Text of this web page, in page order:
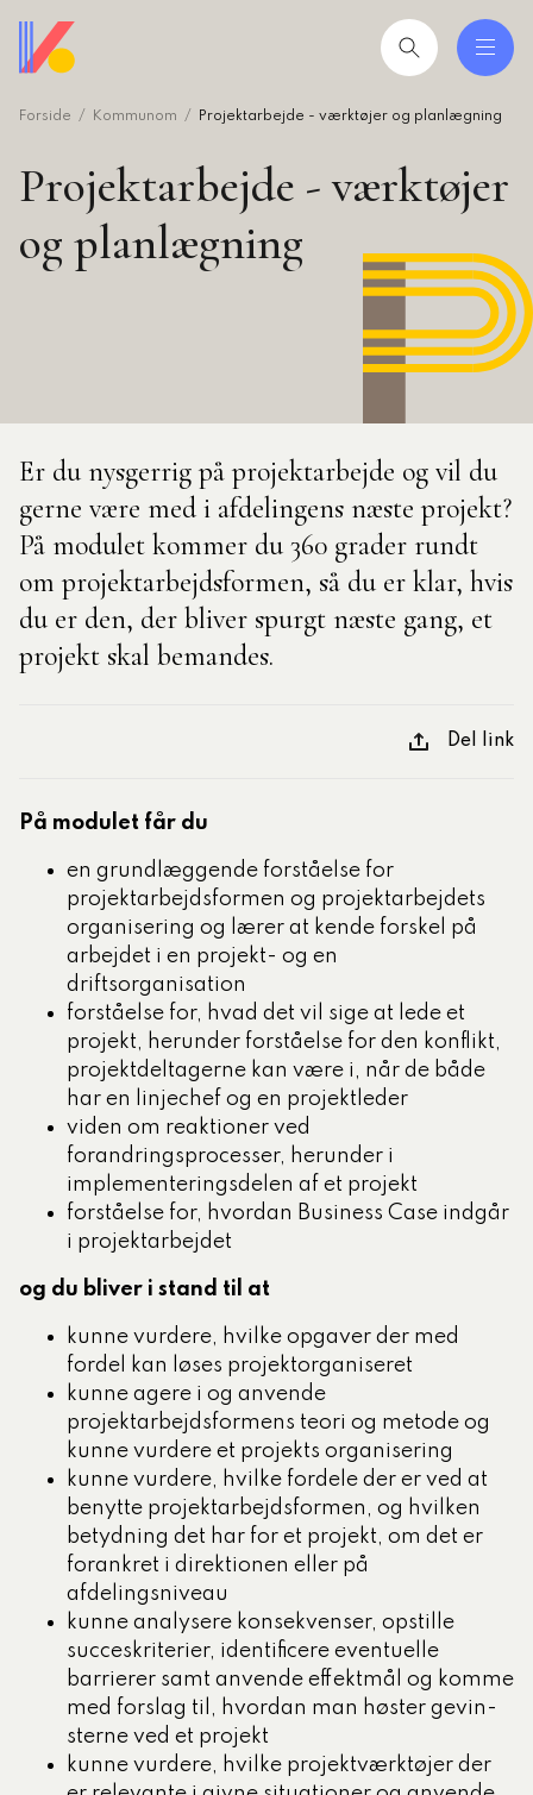
hovedindhold
Forside Kommunom Projektarbejde - værktøjer og planlægning
Projektarbejde - værktøjer
og planlægning
Er du nysgerrig på projektarbejde og vil du
gerne være med i afdelingens næste projekt?
På modulet kommer du 360 grader rundt
om projektarbejdsformen, så du er klar, hvis
du er den, der bliver spurgt næste gang, et
projekt skal bemandes.
Del link
På modulet får du
en grundlæggende forståelse for
projektarbejdsformen og projektarbejdets
organisering og lærer at kende forskel på
arbejdet i en projekt- og en
driftsorganisation
forståelse for, hvad det vil sige at lede et
projekt, herunder forståelse for den konflikt,
projekt­deltagerne kan være i, når de både
har en linjechef og en projektleder
viden om reaktioner ved
forandringsprocesser, herunder i
implementeringsdelen af et projekt
forståelse for, hvordan Business Case indgår
i projektarbejdet
og du bliver i stand til at
kunne vurdere, hvilke opgaver der med
fordel kan løses projektorganiseret
kunne agere i og anvende
projektarbejdsformens teori og metode og
kunne vurdere et projekts organisering
kunne vurdere, hvilke for­dele der er ved at
benytte projektarbejdsformen, og hvilken
betydning det har for et projekt, om det er
forankret i direktionen eller på
afdelingsniveau
kunne analysere konsekvenser, opstille
succeskriterier, identificere eventuelle
barrierer samt anvende effektmål og komme
med forslag til, hvordan man høster gevin­
sterne ved et projekt
kunne vurdere, hvilke projektværktøjer der
artikler
Ledere der lykkes
Formidler- og